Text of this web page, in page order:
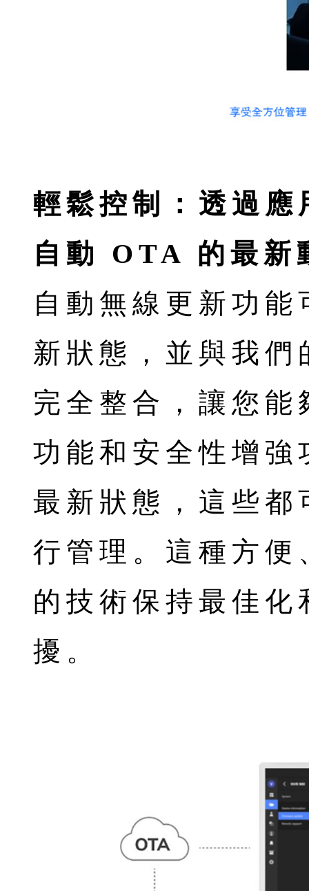
輕鬆控制：透過
自動 OTA 的最新
自動無線更新功
新狀態，並與我
完全整合，讓您
功能和安全性增
最新狀態，這些
行管理。這種方
的技術保持最佳
擾。